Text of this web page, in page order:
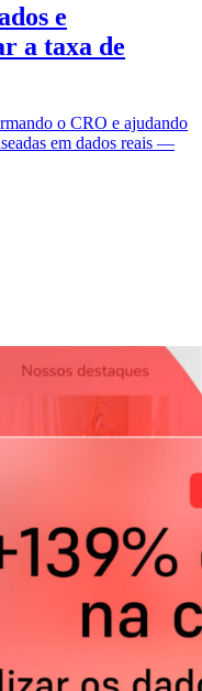
e
a taxa de
o CRO e ajudando
em dados reais —